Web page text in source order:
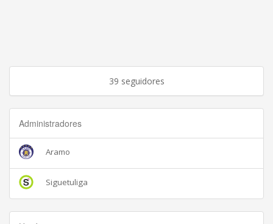
39 seguidores
Administradores
Aramo
Siguetuliga